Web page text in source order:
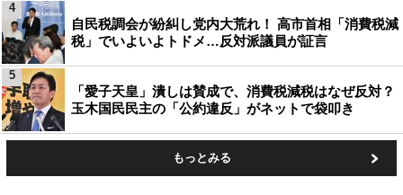
自民税調会が紛糾し党内大荒れ！ 高市首相「消費税減
税」でいよいよトドメ…反対派議員が証言
4
「愛子天皇」潰しは賛成で、消費税減税はなぜ反対？
玉木国民民主の「公約違反」がネットで袋叩き
5
もっとみる